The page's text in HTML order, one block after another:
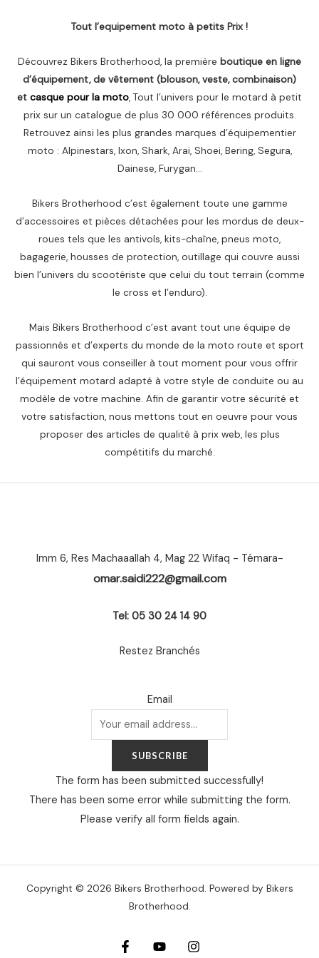
Tout l’equipement moto à petits Prix !
Découvrez Bikers Brotherhood, la première boutique en ligne
d’équipement, de vêtement (blouson, veste, combinaison)
et casque pour la moto, Tout l’univers pour le motard à petit
prix sur un catalogue de plus 30 000 références produits.
Retrouvez ainsi les plus grandes marques d’équipementier
moto : Alpinestars, Ixon, Shark, Arai, Shoei, Bering, Segura,
Dainese, Furygan…
Bikers Brotherhood c’est également toute une gamme
d’accessoires et pièces détachées pour les mordus de deux-
roues tels que les antivols, kits-chaîne, pneus moto,
bagagerie, housses de protection, outillage qui couvre aussi
bien l’univers du scootériste que celui du tout terrain (comme
le cross et l’enduro).
Mais Bikers Brotherhood c’est avant tout une équipe de
passionnés et d’experts du monde de la moto route et sport
qui sauront vous conseiller à tout moment pour vous offrir
l’équipement motard adapté à votre style de conduite ou au
modèle de votre machine. Afin de garantir votre sécurité et
votre satisfaction, nous mettons tout en oeuvre pour vous
proposer des articles de qualité à prix web, les plus
compétitifs du marché.
Imm 6, Res Machaaallah 4, Mag 22 Wifaq - Témara-
omar.saidi222@gmail.com
Tel: 05 30 24 14 90
Restez Branchés
Email
SUBSCRIBE
The form has been submitted successfully!
There has been some error while submitting the form.
Please verify all form fields again.
Copyright © 2026 Bikers Brotherhood. Powered by Bikers
Brotherhood.